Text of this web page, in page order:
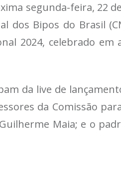
segunda-feira, 22
dos Bipos do Brasil
2024, celebrado
da live de
da Comissão
Maia; e o